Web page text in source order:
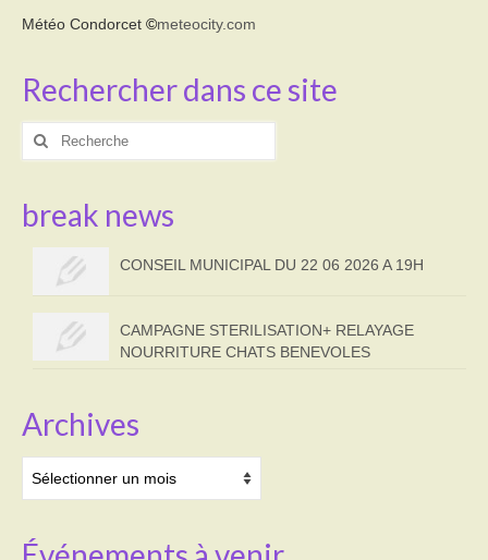
Météo Condorcet ©meteocity.com
Rechercher dans ce site
Rechercher
break news
CONSEIL MUNICIPAL DU 22 06 2026 A 19H
CAMPAGNE STERILISATION+ RELAYAGE
NOURRITURE CHATS BENEVOLES
Archives